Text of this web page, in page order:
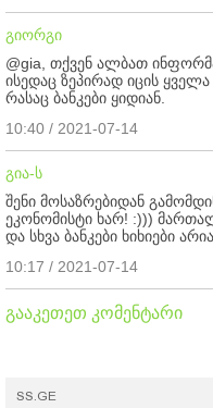
გიორგი
@gia, თქვენ ალბათ
ისედაც ზეპირად იცის
რასაც ბანკები ყიდიან.
10:40 / 2021-07-14
გია-ს
შენი მოსაზრებიდან
ეკონომისტი ხარ! :)))
და სხვა ბანკები ხიხიები
10:17 / 2021-07-14
გააკეთეთ კომენტარი
SS.GE